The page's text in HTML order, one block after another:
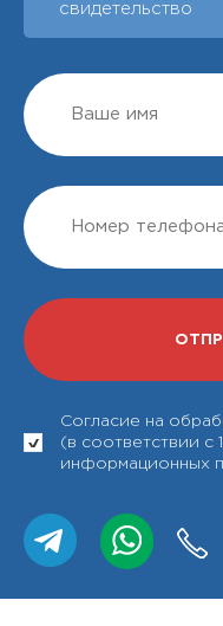
свидетельство
Согласие на
(в соответствии с
информационных